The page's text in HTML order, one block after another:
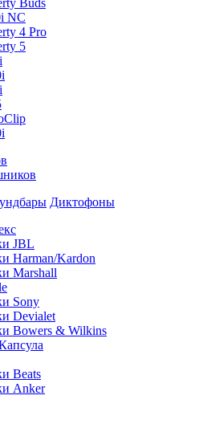
Buds
NC
4 Pro
5
Диктофоны
JBL
Harman/Kardon
Marshall
Sony
Devialet
Bowers & Wilkins
Beats
Anker